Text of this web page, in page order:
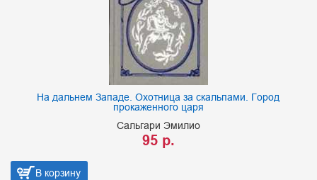
На дальнем Западе. Охотница за скальпами. Город
прокаженного царя
Сальгари Эмилио
95 р.
В корзину